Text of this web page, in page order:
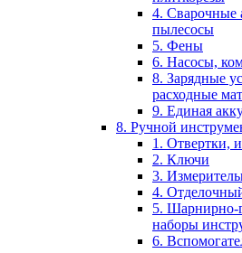
4. Сварочные
пылесосы
5. Фены
6. Насосы,
8. Зарядные
расходные
9. Единая
8. Ручной
1. Отвертки,
2. Ключи
3.
4.
5. Шарнирно-
наборы
6.